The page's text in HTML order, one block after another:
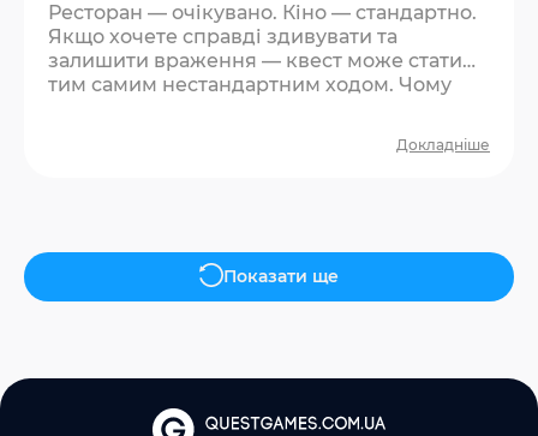
Ресторан — очікувано. Кіно — стандартно.
Якщо хочете справді здивувати та
залишити враження — квест може стати
тим самим нестандартним ходом. Чому
дівчат не чекають такої пропозиції — і вже
необхідності бути ідеальним. Є гра, є
атмосфера, є спонтанні реакції — а саме
вони запам’ятовуються….
Докладніше
Показати ще